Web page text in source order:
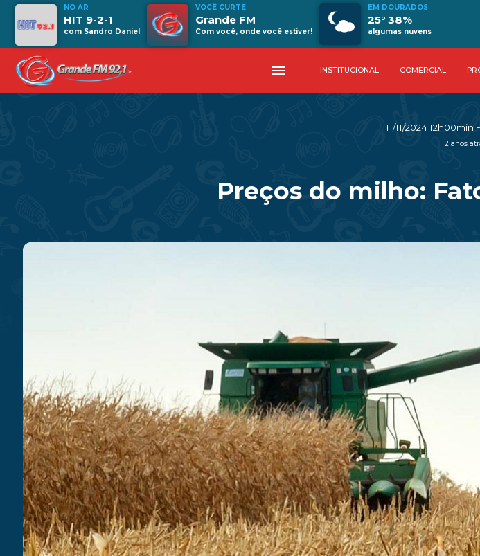
NO AR
HIT 9-2-1
com Sandro Daniel
VOCÊ CURTE
Grande FM
Com você, onde você estiver!
EM DOURADOS
25° 38%
algumas nuvens
menu INSTITUCIONAL COMERCIAL
11/11/2024 12h00min -
2 anos
Preços do milho: